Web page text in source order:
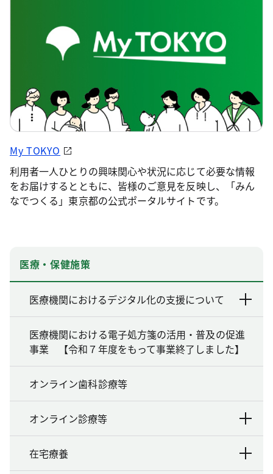
My TOKYO
利用者一人ひとりの興味関心や状況に応じて必要な情報
をお届けするとともに、皆様のご意見を反映し、「みん
なでつくる」東京都の公式ポータルサイトです。
医療・保健施策
医療機関におけるデジタル化の支援について
医療機関における電子処方箋の活用・普及の促進
事業 【令和７年度をもって事業終了しました】
オンライン歯科診療等
オンライン診療等
在宅療養